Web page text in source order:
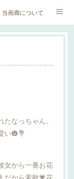
当画廊について
なっちゃん。
い🎃💐
女から一番お花
だから素敵💗花